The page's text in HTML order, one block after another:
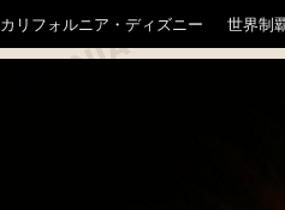
カリフォルニア・ディズニー 世界制